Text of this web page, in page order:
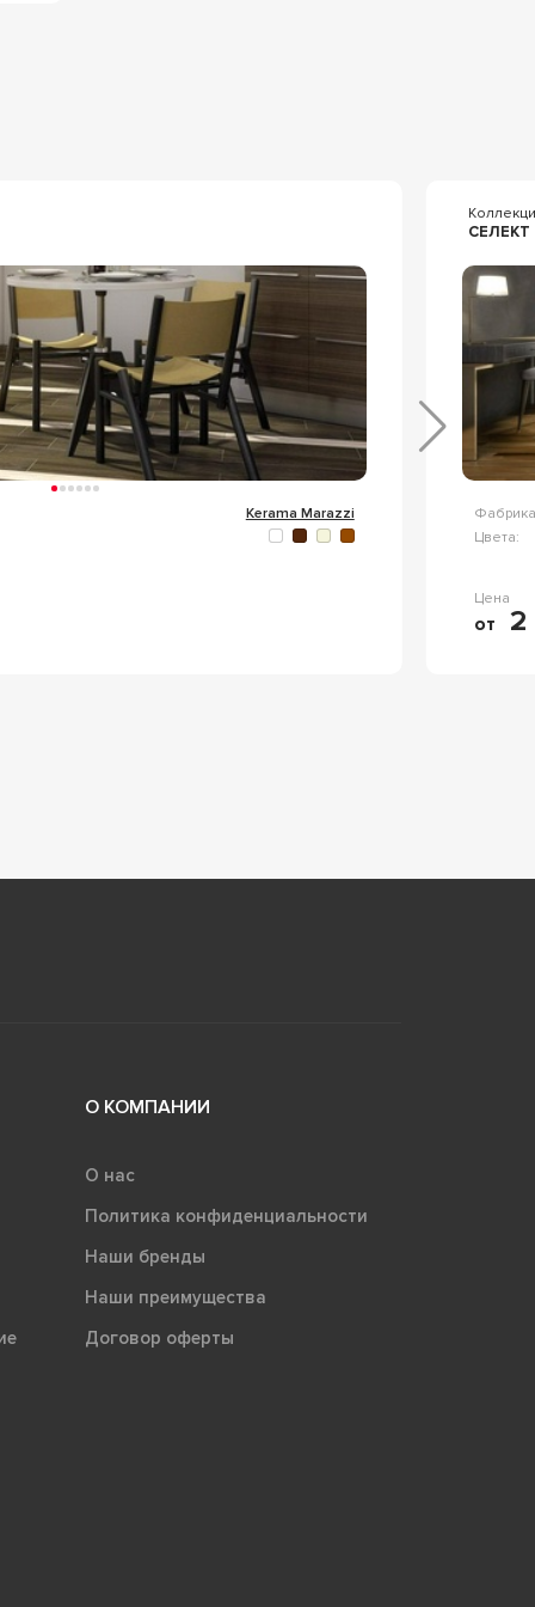
Kerama Marazzi
СЕЛЕКТ
Цвета:
Цена
от 2
О КОМПАНИИ
О нас
Политика конфиденциальности
Наши бренды
Наши преимущества
Договор оферты